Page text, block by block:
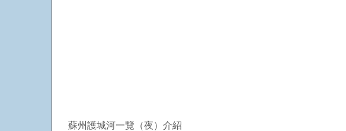
蘇州護城河一覽（夜）介紹